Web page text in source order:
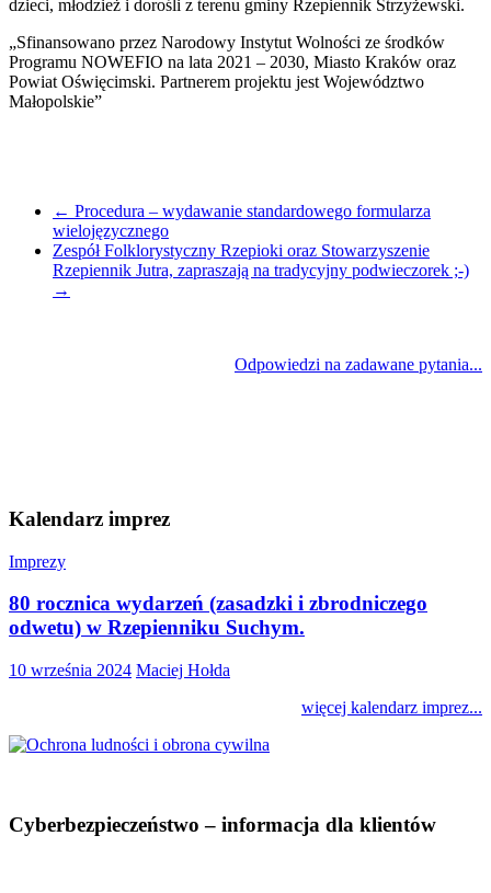
dzieci, młodzież i dorośli z terenu gminy Rzepiennik Strzyżewski.
„Sfinansowano przez Narodowy Instytut Wolności ze środków
Programu NOWEFIO na lata 2021 – 2030, Miasto Kraków oraz
Powiat Oświęcimski. Partnerem projektu jest Województwo
Małopolskie”
← Procedura – wydawanie standardowego formularza
wielojęzycznego
Zespół Folklorystyczny Rzepioki oraz Stowarzyszenie
Rzepiennik Jutra, zapraszają na tradycyjny podwieczorek ;-)
→
Odpowiedzi na zadawane pytania...
Kalendarz imprez
Imprezy
80 rocznica wydarzeń (zasadzki i zbrodniczego
odwetu) w Rzepienniku Suchym.
10 września 2024 Maciej Hołda
więcej kalendarz imprez...
Cyberbezpieczeństwo – informacja dla klientów